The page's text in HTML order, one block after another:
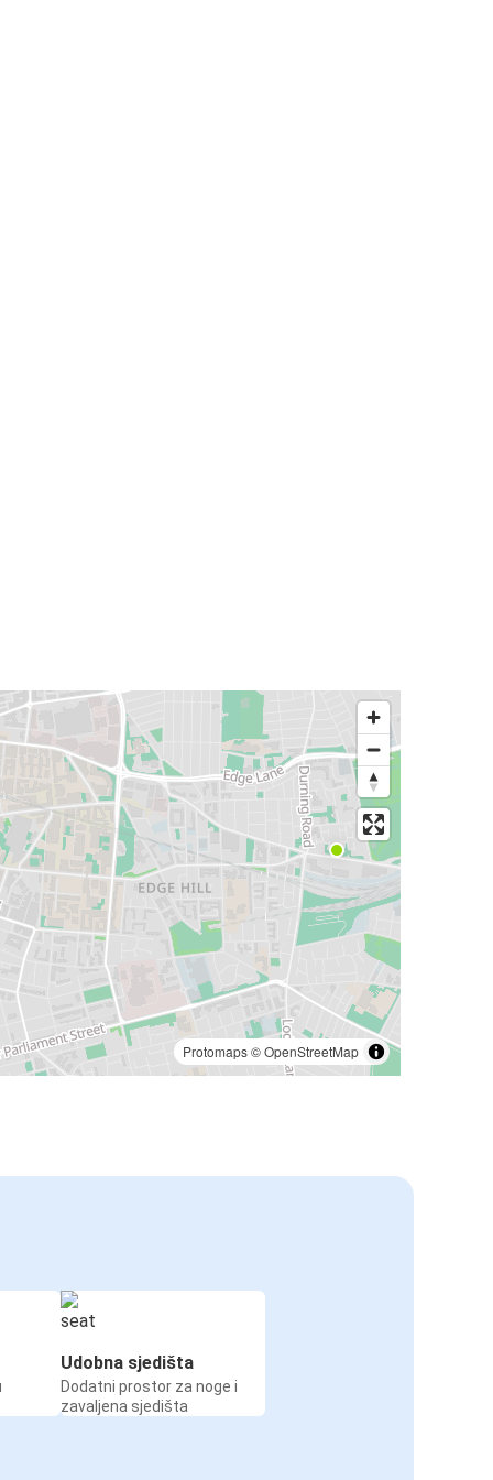
Protomaps©OpenStreetMap
Udobna sjedišta
Dodatni prostor za noge i
zavaljena sjedišta